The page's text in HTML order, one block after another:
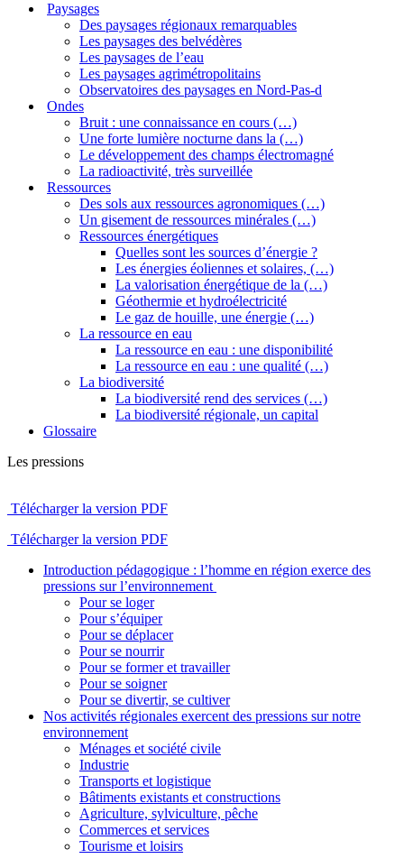
Paysages
Des paysages régionaux remarquables
Les paysages des belvédères
Les paysages de l’eau
Les paysages agrimétropolitains
Observatoires des paysages en Nord-Pas-d
Ondes
Bruit : une connaissance en cours (…)
Une forte lumière nocturne dans la (…)
Le développement des champs électromagné
La radioactivité, très surveillée
Ressources
Des sols aux ressources agronomiques (…)
Un gisement de ressources minérales (…)
Ressources énergétiques
Quelles sont les sources d’énergie ?
Les énergies éoliennes et solaires, (…)
La valorisation énergétique de la (…)
Géothermie et hydroélectricité
Le gaz de houille, une énergie (…)
La ressource en eau
La ressource en eau : une disponibilité
La ressource en eau : une qualité (…)
La biodiversité
La biodiversité rend des services (…)
La biodiversité régionale, un capital
Glossaire
Les pressions
Télécharger la version PDF
Télécharger la version PDF
Introduction pédagogique : l’homme en région exerce des
pressions sur l’environnement
Pour se loger
Pour s’équiper
Pour se déplacer
Pour se nourrir
Pour se former et travailler
Pour se soigner
Pour se divertir, se cultiver
Nos activités régionales exercent des pressions sur notre
environnement
Ménages et société civile
Industrie
Transports et logistique
Bâtiments existants et constructions
Agriculture, sylviculture, pêche
Commerces et services
Tourisme et loisirs